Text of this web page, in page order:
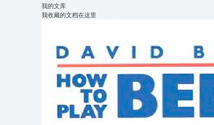
我的文库
我收藏的文档在这里